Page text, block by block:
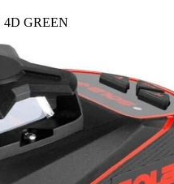
4D GREEN